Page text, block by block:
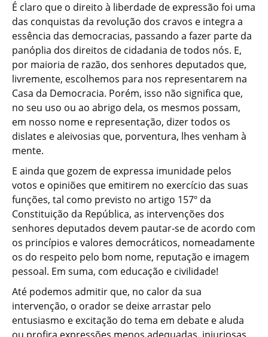
É claro que o direito à liberdade de expressão foi uma
das conquistas da revolução dos cravos e integra a
essência das democracias, passando a fazer parte da
panóplia dos direitos de cidadania de todos nós. E,
por maioria de razão, dos senhores deputados que,
livremente, escolhemos para nos representarem na
Casa da Democracia. Porém, isso não significa que,
no seu uso ou ao abrigo dela, os mesmos possam,
em nosso nome e representação, dizer todos os
dislates e aleivosias que, porventura, lhes venham à
mente.
E ainda que gozem de expressa imunidade pelos
votos e opiniões que emitirem no exercício das suas
funções, tal como previsto no artigo 157º da
Constituição da República, as intervenções dos
senhores deputados devem pautar-se de acordo com
os princípios e valores democráticos, nomeadamente
os do respeito pelo bom nome, reputação e imagem
pessoal. Em suma, com educação e civilidade!
Até podemos admitir que, no calor da sua
intervenção, o orador se deixe arrastar pelo
entusiasmo e excitação do tema em debate e aluda
ou profira expressões menos adequadas, injuriosas